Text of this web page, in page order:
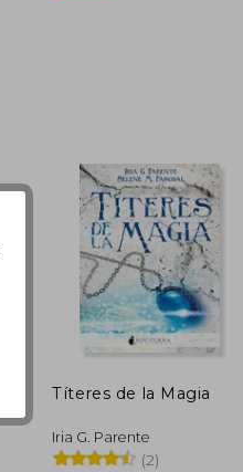
S/ 136,44
S/ 81,87
40%
dcto.
Títeres de la Magia
Iria G. Parente
(2)